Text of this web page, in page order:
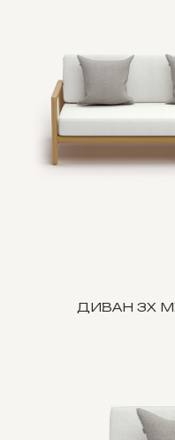
ДИВАН 3Х